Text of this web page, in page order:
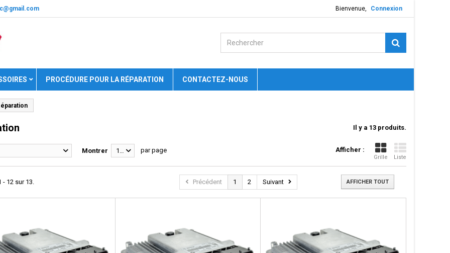
Bienvenue, Connexion
PROCÉDURE POUR LA RÉPARATION CONTACTEZ-NOUS
Il y a 13 produits.
Afficher :
Grille Liste
Montrer 12 par page
Précédent 1 2 Suivant AFFICHER TOUT
- 12 sur 13.